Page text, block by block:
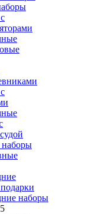
наборы
наборы